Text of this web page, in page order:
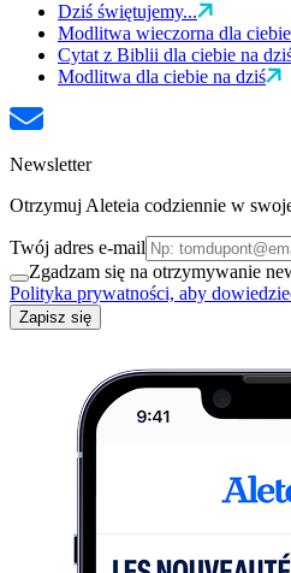
Dziś świętujemy...
Modlitwa wieczorna dla ciebie
Cytat z Biblii dla ciebie na
Modlitwa dla ciebie na dziś
Newsletter
Otrzymuj Aleteia codziennie w
Twój adres e-mail
Zgadzam się na otrzymywanie
Polityka prywatności, aby
Zapisz się